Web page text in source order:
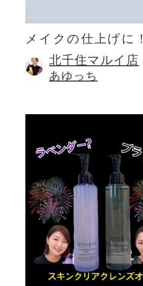
メイクの仕上げに！
北千住マルイ店
あゆっち